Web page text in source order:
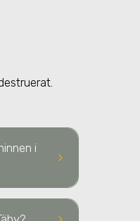
keyboard_arrow_right
i